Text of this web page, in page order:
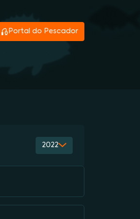
Portal do Pescador
2022